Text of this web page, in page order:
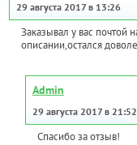
29 августа 2017 в 13:26
Заказывал у вас почтой
описании,остался
Admin
29 августа 2017 в 21:52
Спасибо за отзыв!